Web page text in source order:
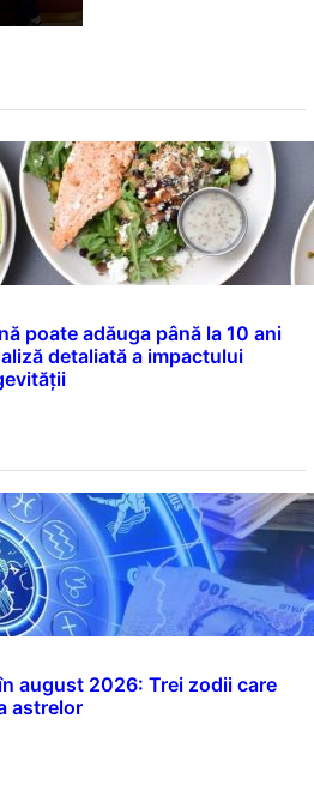
poate adăuga până la 10 ani
detaliată a impactului
august 2026: Trei zodii care
astrelor